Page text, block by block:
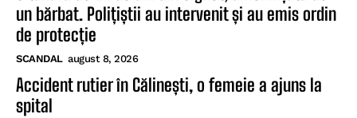
un bărbat. Polițiștii au intervenit și au emis ordin
de protecție
SCANDAL august 8, 2026
Accident rutier în Călinești, o femeie a ajuns la
spital